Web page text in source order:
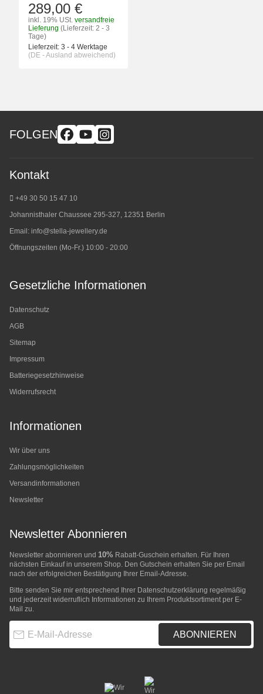
289,00 €
inkl. 19% USt. versandfreie
Lieferung (Lieferzeit: 2 - 3
Tage)
Lieferzeit: 3 - 4 Werktage
(DE - Ausland abweichend)
FOLGEN
Kontakt
+49 30 50 15 47 10
Johannisthaler Chaussee 295-327, 12351 Berlin
Email: info@stella-jewellery.de
Öffnungszeiten (Mo-Fr.) 10:00 - 20:00
Gesetzliche Informationen
Datenschutz
AGB
Sitemap
Impressum
Batteriegesetzhinweise
Widerrufsrecht
Informationen
Wir über uns
Zahlungsmöglichkeiten
Versandinformationen
Newsletter
Newsletter Abonnieren
Newsletter abonnieren und 10% Rabatt-Guschein erhalten. Für Ihren
nächsten Einkauf in unserem Shop. Den Gutschein erhalten Sie per Email
nach der erfolgreichen Bestätigung Ihrer Email-Adresse.
Bitte senden Sie mir entsprechend Ihrer Datenschutzerklärung regelmäßig
und jederzeit widerruflich Informationen zu Ihrem Produktsortiment per E-
Mail zu.
ABONNIEREN